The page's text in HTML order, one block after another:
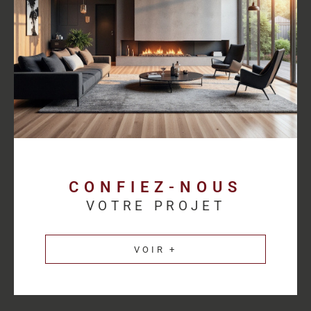
Découvrez lesannonces immobilières professionnelles au
Havreet bénéficiez d’un accompagnement sur mesure pour
concrétiser votre projet.
Une estimation
immobilière précise pour
parfaite connaissance du marché et des spécificités de chaque
secteur d’activité. HM Immo-Pro réalise des estimations fiables
CONFIEZ-NOUS
VOTRE PROJET
VOIR +